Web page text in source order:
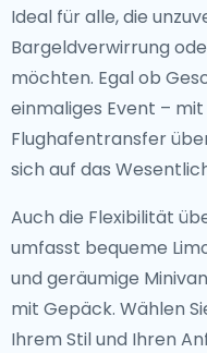
Ideal für alle, die
Bargeldverwirrung
möchten. Egal ob
einmaliges Event –
Flughafentransfer
sich auf das
Auch die Flexibilität
umfasst bequeme
und geräumige
mit Gepäck. Wählen
Ihrem Stil und Ihren